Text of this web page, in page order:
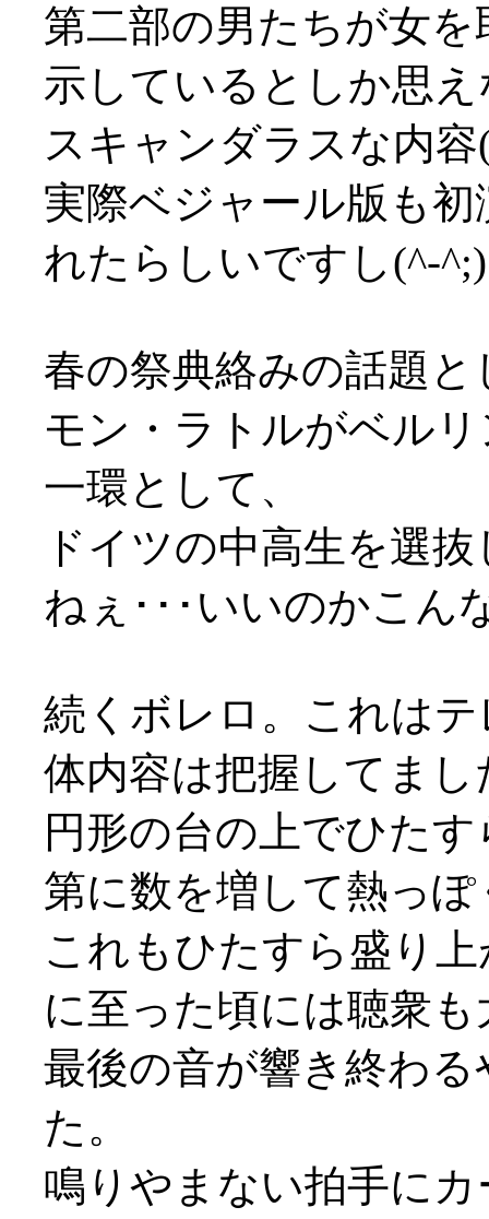
第二部の男たちが女
示しているとしか思
スキャンダラスな内容
実際ベジャール版も
れたらしいですし(^-^;)
春の祭典絡みの話題
モン・ラトルがベル
一環として、
ドイツの中高生を選
ねぇ･･･いいのかこん
続くボレロ。これは
体内容は把握してまし
円形の台の上でひた
第に数を増して熱っ
これもひたすら盛り
に至った頃には聴衆も
最後の音が響き終わ
た。
鳴りやまない拍手に